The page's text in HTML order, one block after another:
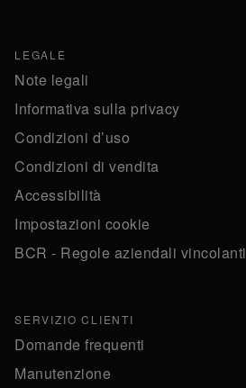
LEGALE
Note legali
Informativa sulla privacy
Condizioni d’uso
Condizioni di vendita
Accessibilità
Impostazioni cookie
BCR - Regole aziendali vincolanti
SERVIZIO CLIENTI
Domande frequenti
Manutenzione